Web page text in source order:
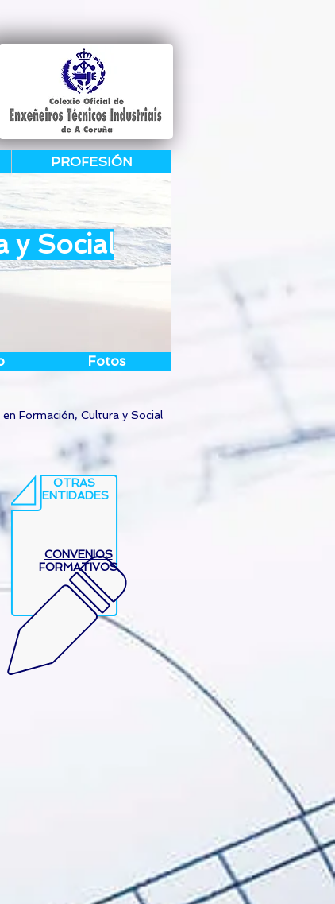
PROFESIÓN
y Social
Fotos
en Formación, Cultura y Social
OTRAS
ENTIDADES
CONVENIOS
FORMATIVOS